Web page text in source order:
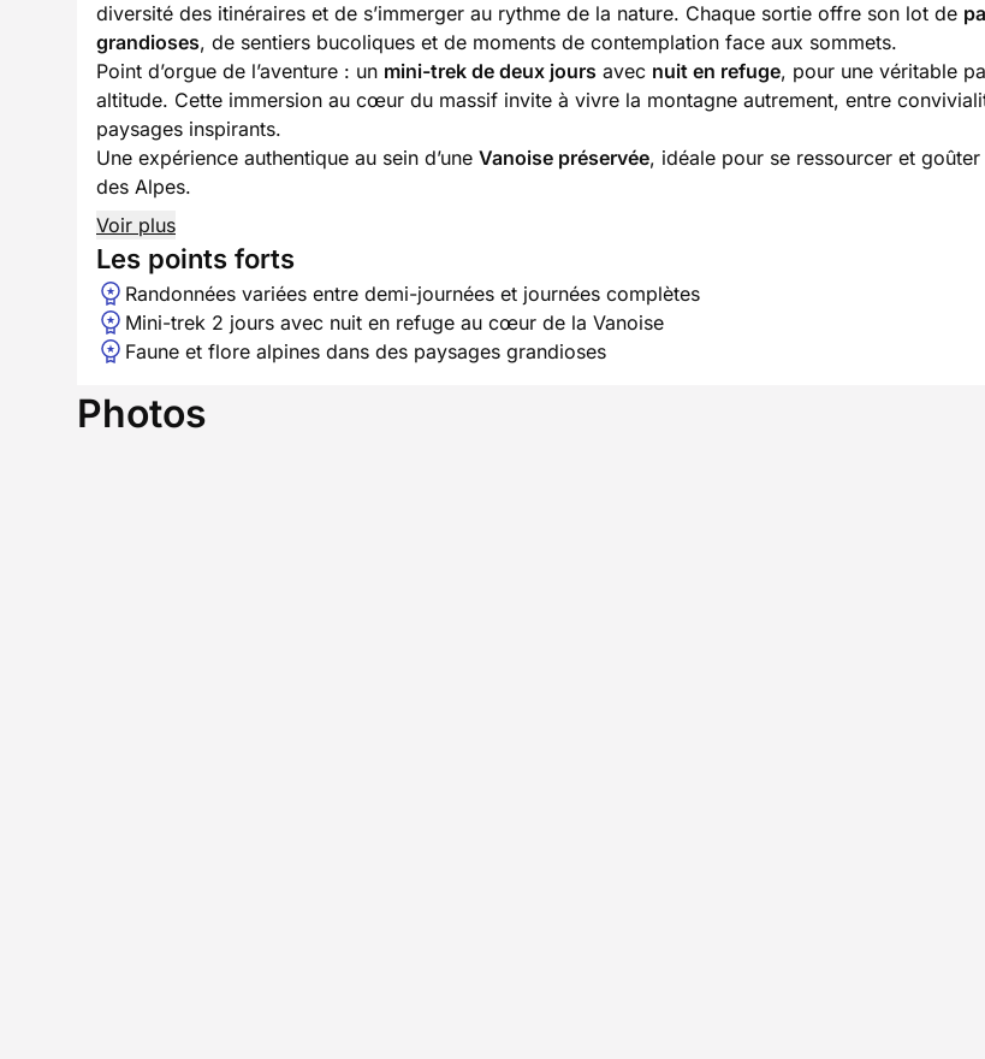
diversité des itinéraires et de s’immerger au rythme de la nature. Chaque sortie offre son lot de
grandioses, de sentiers bucoliques et de moments de contemplation face aux sommets.
Point d’orgue de l’aventure : un mini-trek de deux jours avec nuit en refuge, pour une véritable
altitude. Cette immersion au cœur du massif invite à vivre la montagne autrement, entre
paysages inspirants.
Une expérience authentique au sein d’une Vanoise préservée, idéale pour se ressourcer et goûter
des Alpes.
Voir plus
Les points forts
Randonnées variées entre demi-journées et journées complètes
Mini-trek 2 jours avec nuit en refuge au cœur de la Vanoise
Faune et flore alpines dans des paysages grandioses
Photos